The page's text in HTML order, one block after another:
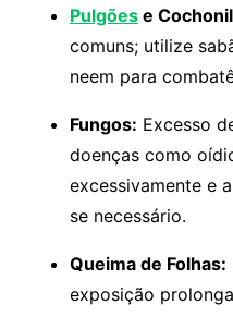
Pulgões e
comuns; utilize
neem para
Fungos: Excesso
doenças como
excessivamente e
se necessário.
Queima de Folhas:
exposição